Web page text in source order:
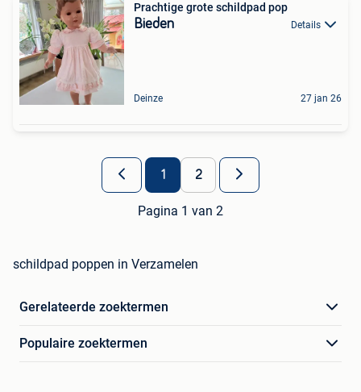
Prachtige grote schildpad pop
Bieden Details
Deinze 27 jan 26
1 2
Pagina 1 van 2
schildpad poppen in Verzamelen
Gerelateerde zoektermen
Populaire zoektermen